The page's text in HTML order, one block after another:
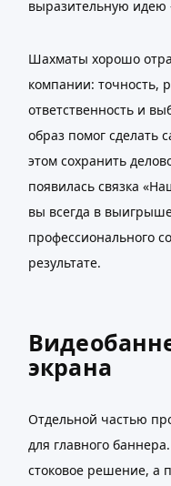
выразительную
Шахматы хорошо
компании: точность,
ответственность и
образ помог
этом сохранить
появилась связка
вы всегда в
профессионального
результате.
экрана
Отдельной частью
для главного
стоковое решение, а